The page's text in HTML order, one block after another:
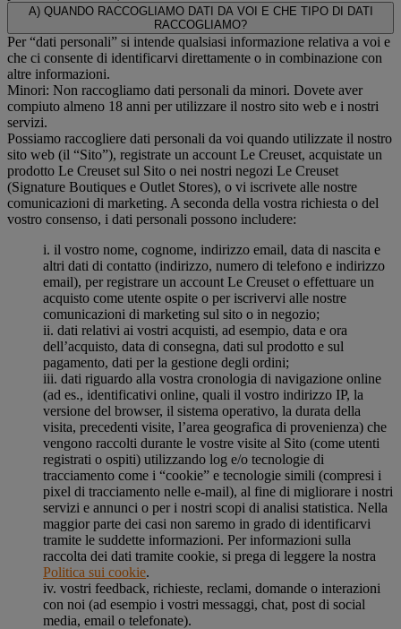
A) QUANDO RACCOGLIAMO DATI DA VOI E CHE TIPO DI DATI
RACCOGLIAMO?
Per “dati personali” si intende qualsiasi informazione relativa a voi e
che ci consente di identificarvi direttamente o in combinazione con
altre informazioni.
Minori: Non raccogliamo dati personali da minori. Dovete aver
compiuto almeno 18 anni per utilizzare il nostro sito web e i nostri
servizi.
Possiamo raccogliere dati personali da voi quando utilizzate il nostro
sito web (il “Sito”), registrate un account Le Creuset, acquistate un
prodotto Le Creuset sul Sito o nei nostri negozi Le Creuset
(Signature Boutiques e Outlet Stores), o vi iscrivete alle nostre
comunicazioni di marketing. A seconda della vostra richiesta o del
vostro consenso, i dati personali possono includere:
i. il vostro nome, cognome, indirizzo email, data di nascita e
altri dati di contatto (indirizzo, numero di telefono e indirizzo
email), per registrare un account Le Creuset o effettuare un
acquisto come utente ospite o per iscrivervi alle nostre
comunicazioni di marketing sul sito o in negozio;
ii. dati relativi ai vostri acquisti, ad esempio, data e ora
dell’acquisto, data di consegna, dati sul prodotto e sul
pagamento, dati per la gestione degli ordini;
iii. dati riguardo alla vostra cronologia di navigazione online
(ad es., identificativi online, quali il vostro indirizzo IP, la
versione del browser, il sistema operativo, la durata della
visita, precedenti visite, l’area geografica di provenienza) che
vengono raccolti durante le vostre visite al Sito (come utenti
registrati o ospiti) utilizzando log e/o tecnologie di
tracciamento come i “cookie” e tecnologie simili (compresi i
pixel di tracciamento nelle e-mail), al fine di migliorare i nostri
servizi e annunci o per i nostri scopi di analisi statistica. Nella
maggior parte dei casi non saremo in grado di identificarvi
tramite le suddette informazioni. Per informazioni sulla
raccolta dei dati tramite cookie, si prega di leggere la nostra
Politica sui cookie.
iv. vostri feedback, richieste, reclami, domande o interazioni
con noi (ad esempio i vostri messaggi, chat, post di social
media, email o telefonate).